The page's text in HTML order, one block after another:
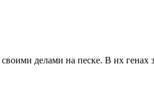
делами на песке. В их генах